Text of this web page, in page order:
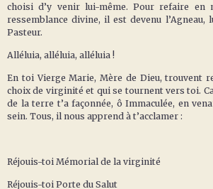
choisi d’y venir lui-même. Pour refaire en
ressemblance divine, il est devenu
Pasteur.
Alléluia, alléluia, alléluia !
En toi Vierge Marie, Mère de Dieu, trouvent
choix de virginité et qui se tournent vers toi.
de la terre t’a façonnée, ô Immaculée, en
sein. Tous, il nous apprend à t’acclamer :
Réjouis-toi Mémorial de la virginité
Réjouis-toi Porte du Salut